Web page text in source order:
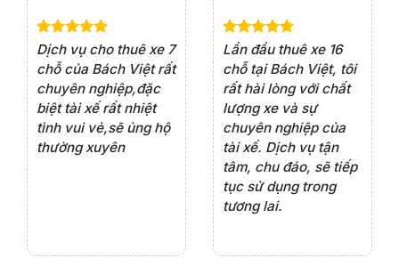
Dịch vụ cho thuê xe 7
chỗ của Bách Việt rất
chuyên nghiệp,đặc
biệt tài xế rất nhiệt
tình vui vẻ,sẽ ủng hộ
thường xuyên
Lần đầu thuê xe 16
chỗ tại Bách Việt, tôi
rất hài lòng với chất
lượng xe và sự
chuyên nghiệp của
tài xế. Dịch vụ tận
tâm, chu đáo, sẽ tiếp
tục sử dụng trong
tương lai.